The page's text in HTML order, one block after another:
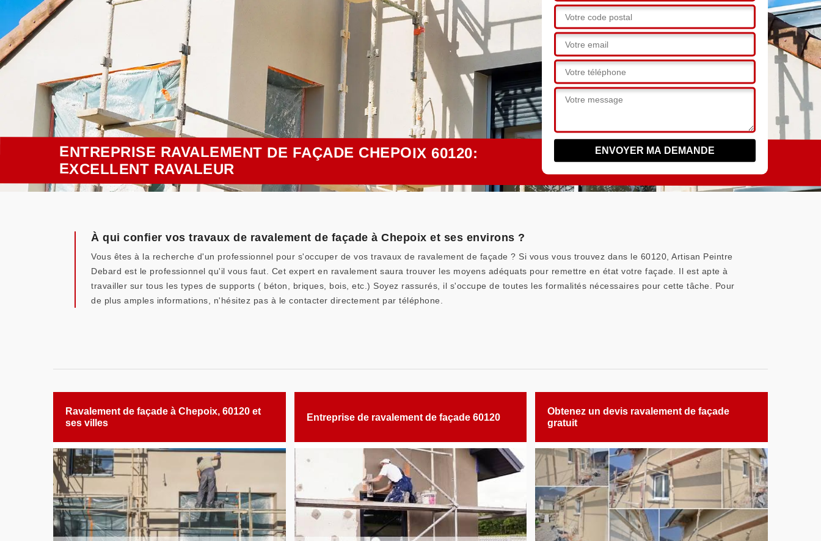
ENTREPRISE RAVALEMENT DE FAÇADE CHEPOIX 60120:
EXCELLENT RAVALEUR
À qui confier vos travaux de ravalement de façade à Chepoix et ses environs ?
Vous êtes à la recherche d'un professionnel pour s'occuper de vos travaux de ravalement de façade ? Si vous vous trouvez dans le 60120, Artisan Peintre
Debard est le professionnel qu'il vous faut. Cet expert en ravalement saura trouver les moyens adéquats pour remettre en état votre façade. Il est apte à
travailler sur tous les types de supports ( béton, briques, bois, etc.) Soyez rassurés, il s'occupe de toutes les formalités nécessaires pour cette tâche. Pour
de plus amples informations, n'hésitez pas à le contacter directement par téléphone.
Ravalement de façade à Chepoix, 60120 et
ses villes
Entreprise de ravalement de façade 60120
Obtenez un devis ravalement de façade
gratuit